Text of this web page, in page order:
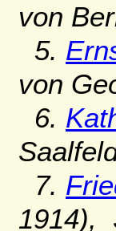
von
5.
von
6.
7.
1914),